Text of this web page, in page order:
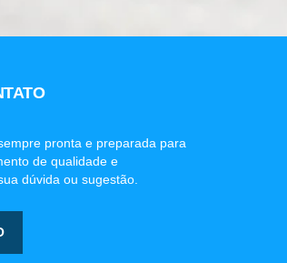
pronta e preparada para
de qualidade e
dúvida ou sugestão.